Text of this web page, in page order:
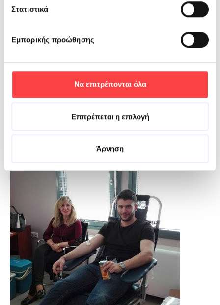
Στατιστικά
Εμπορικής προώθησης
Να επιτρέπονται όλα
Επιτρέπεται η επιλογή
Άρνηση